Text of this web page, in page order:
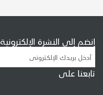
إنضم إلى النشرة الإلكترونية
تابعنا على